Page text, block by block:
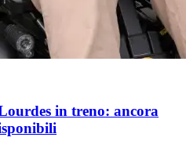
in treno: ancora